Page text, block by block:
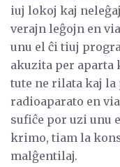
iuj lokoj kaj
verajn leĝojn en
unu el ĉi tiuj
akuzita per aparta
tute ne rilata kaj
radioaparato en
sufiĉe por uzi unu
krimo, tiam la
malĝentilaj.